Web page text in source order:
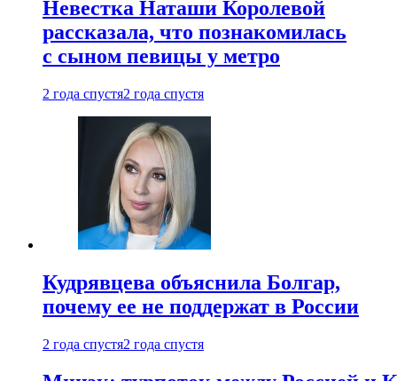
Невестка Наташи Королевой
рассказала, что познакомилась
с сыном певицы у метро
2 года спустя2 года спустя
Кудрявцева объяснила Болгар,
почему ее не поддержат в России
2 года спустя2 года спустя